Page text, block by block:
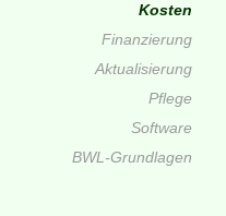
Kosten
Finanzierung
Aktualisierung
Pflege
Software
BWL-Grundlagen